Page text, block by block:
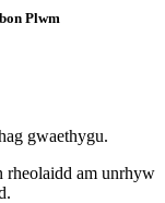
Plwm
gwaethygu.
am unrhyw